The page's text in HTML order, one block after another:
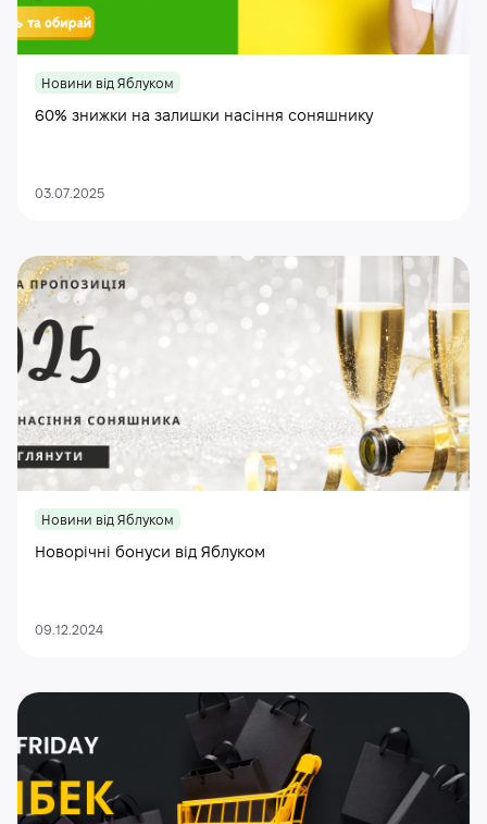
Новини від Яблуком
60% знижки на залишки насіння соняшнику
03.07.2025
Новини від Яблуком
Новорічні бонуси від Яблуком
09.12.2024